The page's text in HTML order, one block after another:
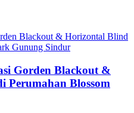
Gorden Blackout &
Perumahan Blossom